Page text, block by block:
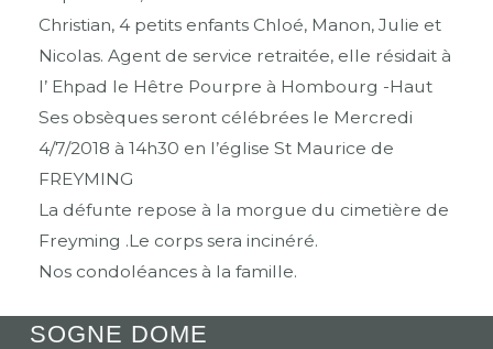
Christian, 4 petits enfants Chloé, Manon, Julie et
Nicolas. Agent de service retraitée, elle résidait à
l’ Ehpad le Hêtre Pourpre à Hombourg -Haut
Ses obsèques seront célébrées le Mercredi
4/7/2018 à 14h30 en l’église St Maurice de
FREYMING
La défunte repose à la morgue du cimetière de
Freyming .Le corps sera incinéré.
Nos condoléances à la famille.
SOGNE DOME